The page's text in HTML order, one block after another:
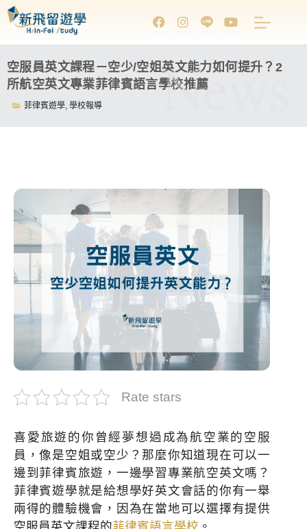
空服員英文課程－空少/空姐英文能力如何提升？2
所航空英文專業菲律賓語言學校推薦
菲律賓遊學, 學校報導 News
Rate stars
喜愛旅遊的你曾經夢想過成為航空業的空服
員，像是空姐或空少？那麼你知道現在可以一
邊到菲律賓旅遊，一邊學習專業航空英文嗎？
菲律賓遊學就是給想學好英文會話的你有一舉
兩得的體驗機會，因為在當地可以選擇有提供
空服員英文課程的菲律賓語言學校 。